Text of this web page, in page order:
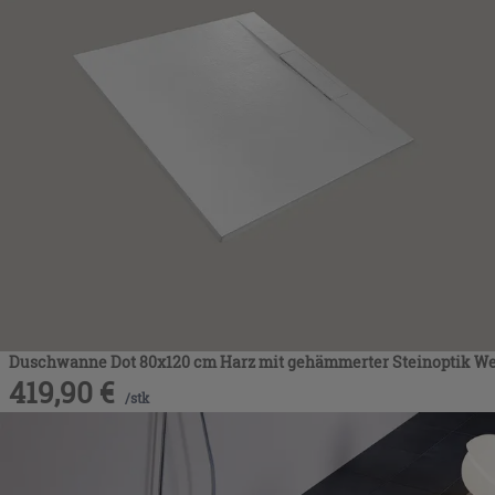
Duschwanne Dot 80x120 cm Harz mit gehämmerter Steinoptik
419,90 € /stk